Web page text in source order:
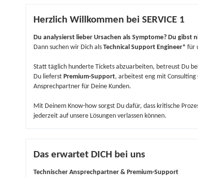
Herzlich Willkommen bei SERVICE 1
Du analysierst lieber Ursachen als Symptome? Du gibst
Dann suchen wir Dich als Technical Support Engineer* für
Statt täglich hunderte Tickets abzuarbeiten, betreust Du
Du lieferst Premium-Support, arbeitest eng mit
Ansprechpartner für Deine Kunden.
Mit Deinem Know-how sorgst Du dafür, dass kritische
jederzeit auf unsere Lösungen verlassen können.
Das erwartet DICH bei uns
Technischer Ansprechpartner & Premium-Support